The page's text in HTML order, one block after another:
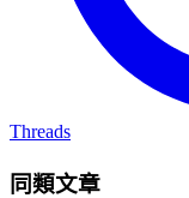
Threads
同類文章